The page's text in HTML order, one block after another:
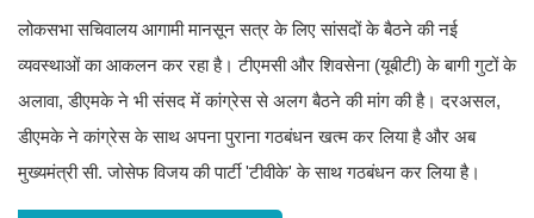
लोकसभा सचिवालय आगामी मानसून सत्र के लिए सांसदों के बैठने की नई
व्यवस्थाओं का आकलन कर रहा है। टीएमसी और शिवसेना (यूबीटी) के बागी गुटों के
अलावा, डीएमके ने भी संसद में कांग्रेस से अलग बैठने की मांग की है। दरअसल,
डीएमके ने कांग्रेस के साथ अपना पुराना गठबंधन खत्म कर लिया है और अब
मुख्यमंत्री सी. जोसेफ विजय की पार्टी 'टीवीके' के साथ गठबंधन कर लिया है।